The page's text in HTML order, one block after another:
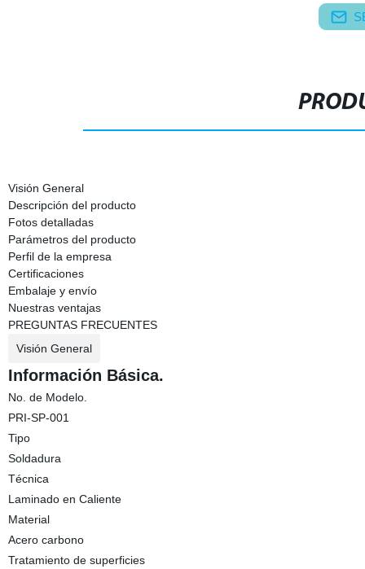
Visión General
Descripción del producto
Fotos detalladas
Parámetros del producto
Perfil de la empresa
Certificaciones
Embalaje y envío
Nuestras ventajas
PREGUNTAS FRECUENTES
Visión General
Información Básica.
No. de Modelo.
PRI-SP-001
Tipo
Soldadura
Técnica
Laminado en Caliente
Material
Acero carbono
Tratamiento de superficies